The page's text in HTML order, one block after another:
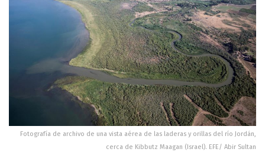
Fotografía de archivo de una vista aérea de las laderas y orillas del río Jordán,
cerca de Kibbutz Maagan (Israel). EFE/ Abir Sultan